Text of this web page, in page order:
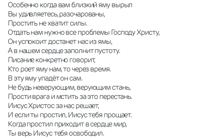
Особенно когда вам близкий яму вырыл
Вы удивляетесь, разочарованы,
Простить не хватит силы.
Отдать нам нужно все проблемы Господу Христу,
Он успокоит достанет нас из ямы,
А в нашем сердце заполнит пустоту.
Писание конкретно говорит,
Кто роет яму нам, то через время.
В эту яму упадёт он сам.
Не будь неверующим, верующим стань,
Прости врага и мстить за это перестань.
Иисус Христос за нас решает,
И если ты простил, Иисус тебя прощает.
Когда простил приходит в сердце мир,
Ты верь Иисус тебя освободил.